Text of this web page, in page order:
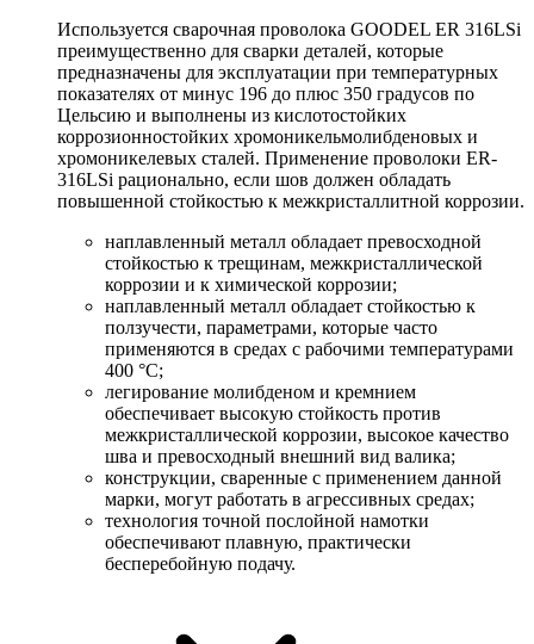
Используется сварочная проволока GOODEL ER 316LSi
преимущественно для сварки деталей, которые
предназначены для эксплуатации при температурных
показателях от минус 196 до плюс 350 градусов по
Цельсию и выполнены из кислотостойких
коррозионностойких хромоникельмолибденовых и
хромоникелевых сталей. Применение проволоки ER-
316LSi рационально, если шов должен обладать
повышенной стойкостью к межкристаллитной коррозии.
наплавленный металл обладает превосходной
стойкостью к трещинам, межкристаллической
коррозии и к химической коррозии;
наплавленный металл обладает стойкостью к
ползучести, параметрами, которые часто
применяются в средах с рабочими температурами
400 °C;
легирование молибденом и кремнием
обеспечивает высокую стойкость против
межкристаллической коррозии, высокое качество
шва и превосходный внешний вид валика;
конструкции, сваренные с применением данной
марки, могут работать в агрессивных средах;
технология точной послойной намотки
обеспечивают плавную, практически
бесперебойную подачу.